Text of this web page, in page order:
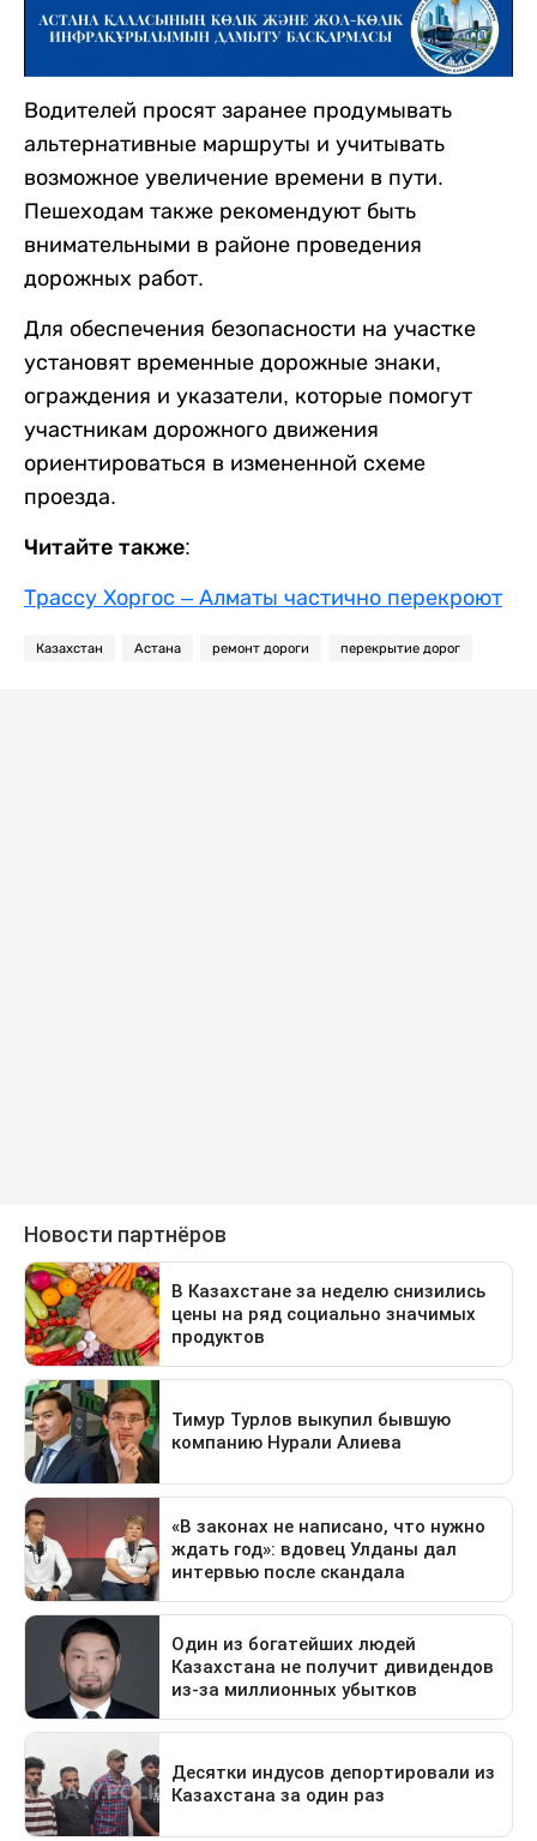
Водителей просят заранее продумывать
альтернативные маршруты и учитывать
возможное увеличение времени в пути.
Пешеходам также рекомендуют быть
внимательными в районе проведения
дорожных работ.
Для обеспечения безопасности на участке
установят временные дорожные знаки,
ограждения и указатели, которые помогут
участникам дорожного движения
ориентироваться в измененной схеме
проезда.
Читайте также:
Трассу Хоргос – Алматы частично перекроют
Казахстан Астана ремонт дороги перекрытие дорог